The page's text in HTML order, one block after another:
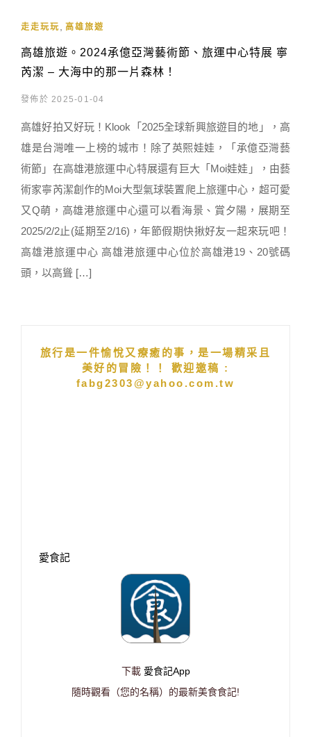
走走玩玩 高雄旅遊
高雄旅遊。2024承億亞灣藝術節、旅運中心特展 寧
芮潔 – 大海中的那一片森林！
發佈於 2025-01-04
高雄好拍又好玩！Klook「2025全球新興旅遊目的地」，高
雄是台灣唯一上榜的城市！除了英熙娃娃，「承億亞灣藝
術節」在高雄港旅運中心特展還有巨大「Moi娃娃」，由藝
術家寧芮潔創作的Moi大型氣球裝置爬上旅運中心，超可愛
又Q萌，高雄港旅運中心還可以看海景、賞夕陽，展期至
2025/2/2止(延期至2/16)，年節假期快揪好友一起來玩吧！
高雄港旅運中心 高雄港旅運中心位於高雄港19、20號碼
頭，以高聳 […]
旅行是一件愉悅又療癒的事，是一場精采且
美好的冒險！！ 歡迎邀稿 :
fabg2303@yahoo.com.tw
愛食記
下載 愛食記App
隨時觀看（您的名稱）的最新美食食記!